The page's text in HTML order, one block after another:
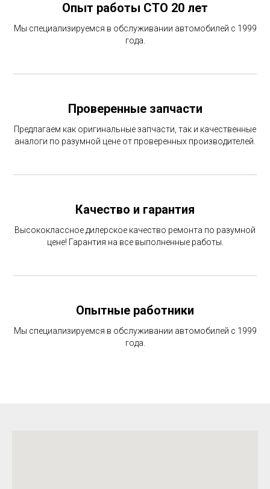
Опыт работы СТО 20 лет
Мы специализируемся в обслуживании автомобилей с 1999
года.
Проверенные запчасти
Предлагаем как оригинальные запчасти, так и качественные
аналоги по разумной цене от проверенных производителей.
Качество и гарантия
Высококлассное дилерское качество ремонта по разумной
цене! Гарантия на все выполненные работы.
Опытные работники
Мы специализируемся в обслуживании автомобилей с 1999
года.